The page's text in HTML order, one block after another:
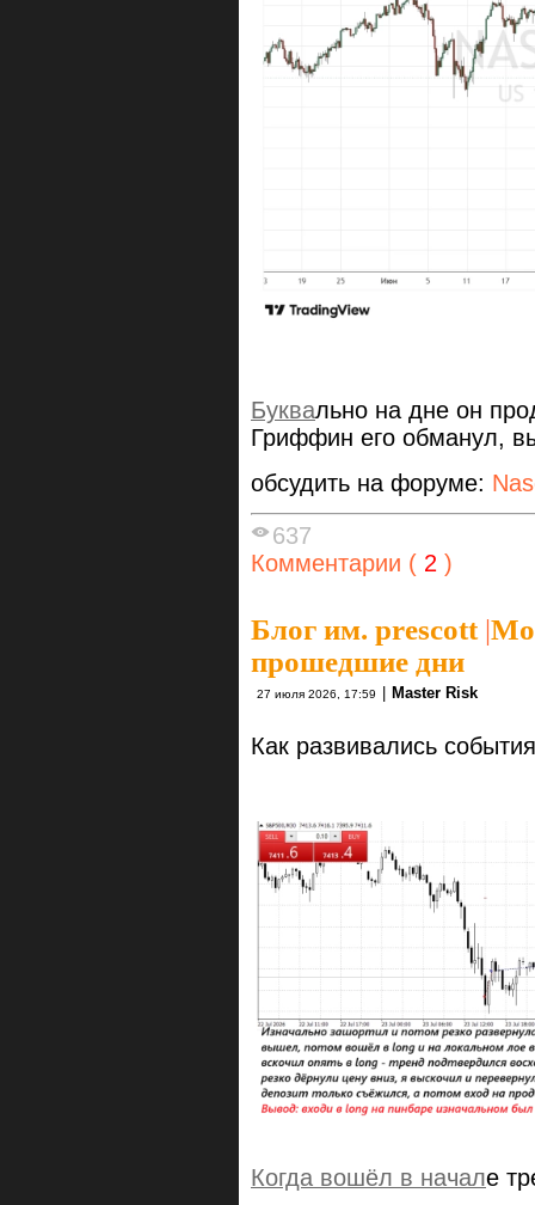
Буквально на дне он
Гриффин его обманул,
обсудить на форуме:
637
Комментарии ( 2 )
Блог им. prescott|
прошедшие дни
27 июля 2026, 17:59 Master Risk
Как развивались
Когда вошёл в начале